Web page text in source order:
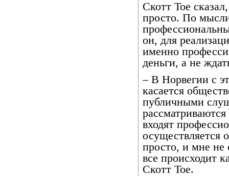
Скотт Тое
просто. По
он, для
именно
деньги, а не
– В Норвегии с
касается
публичными
входят
осуществляется
просто, и мне не
все происходит
Скотт Тое.